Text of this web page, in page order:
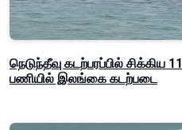
நெடுந்தீவு கடற்பரப்பில்
பணியில் இலங்கை கடற்படை